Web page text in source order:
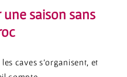
saison sans
caves s’organisent, et